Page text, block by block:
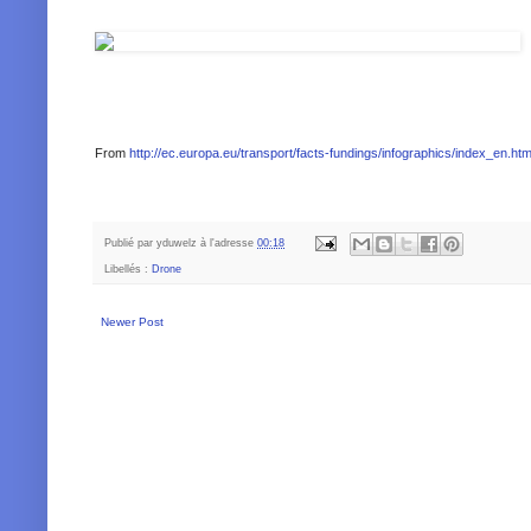
From http://ec.europa.eu/transport/facts-fundings/infographics/index_en.htm
Publié par yduwelz à l'adresse 00:18
Libellés : Drone
Newer Post